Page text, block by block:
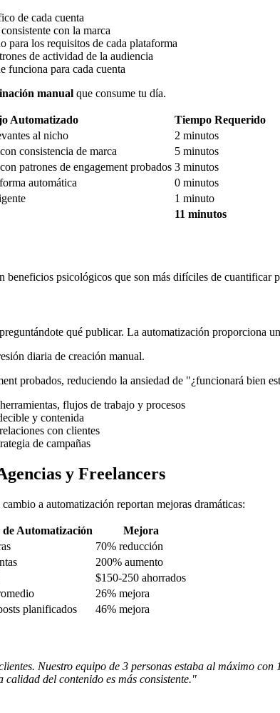
de cada cuenta
con la marca
para los requisitos de cada plataforma
de actividad de la audiencia
funciona para cada cuenta
manual que consume tu día.
Automatizado
Tiempo Requerido
al nicho
2 minutos
consistencia de marca
5 minutos
patrones de engagement probados 3 minutos
automática
0 minutos
1 minuto
11 minutos
psicológicos que son más difíciles de cuantificar
qué publicar. La automatización proporciona
diaria de creación manual.
probados, reduciendo la ansiedad de "¿funcionará bien
flujos de trabajo y procesos
y contenida
con clientes
de campañas
y Freelancers
a automatización reportan mejoras dramáticas:
de Automatización
Mejora
70% reducción
200% aumento
$150-250 ahorrados
26% mejora
planificados 46% mejora
Nuestro equipo de 3 personas estaba al máximo
calidad del contenido es más consistente."